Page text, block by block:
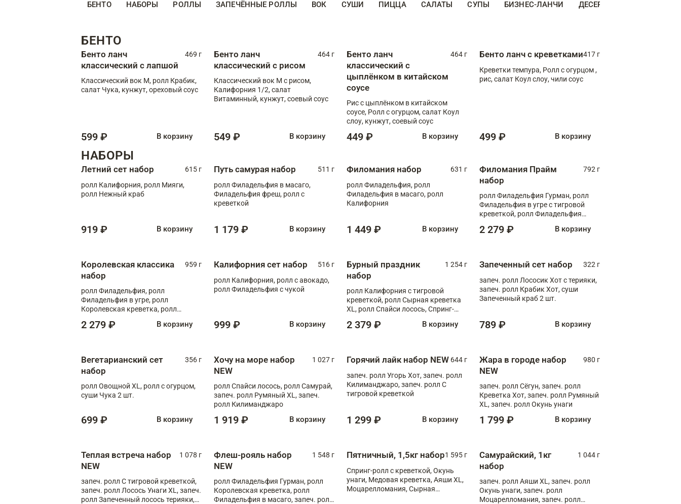
БЕНТО НАБОРЫ РОЛЛЫ ЗАПЕЧЁННЫЕ РОЛЛЫ ВОК СУШИ ПИЦЦА САЛАТЫ СУПЫ БИЗНЕС-ЛАНЧИ ДЕСЕРТЫ
БЕНТО
Бенто ланч
классический с лапшой
469 г
Классический вок М, ролл Крабик,
салат Чука, кунжут, ореховый соус
599 ₽ В корзину
Бенто ланч
классический с рисом
464 г
Классический вок М с рисом,
Калифорния 1/2, салат
Витаминный, кунжут, соевый соус
549 ₽ В корзину
Бенто ланч
классический с
цыплёнком в китайском
соусе
464 г
Рис с цыплёнком в китайском
соусе, Ролл с огурцом, салат Коул
слоу, кунжут, соевый соус
449 ₽ В корзину
Бенто ланч с креветками417 г
Креветки темпура, Ролл с огурцом ,
рис, салат Коул слоу, чили соус
499 ₽ В корзину
НАБОРЫ
Летний сет набор
615 г
ролл Калифорния, ролл Мияги,
ролл Нежный краб
919 ₽ В корзину
Путь самурая набор
511 г
ролл Филадельфия в масаго,
Филадельфия фреш, ролл с
креветкой
1 179 ₽ В корзину
Филомания набор
631 г
ролл Филадельфия, ролл
Филадельфия в масаго, ролл
Калифорния
1 449 ₽ В корзину
Филомания Прайм
набор
792 г
ролл Филадельфия Гурман, ролл
Филадельфия в угре с тигровой
креветкой, ролл Филадельфия
2 279 ₽ В корзину
Королевская классика
набор
959 г
ролл Филадельфия, ролл
Филадельфия в угре, ролл
Королевская креветка, ролл
2 279 ₽ В корзину
Калифорния сет набор
516 г
ролл Калифорния, ролл с авокадо,
ролл Филадельфия с чукой
999 ₽ В корзину
Бурный праздник
набор
1 254 г
ролл Калифорния с тигровой
креветкой, ролл Сырная креветка
XL, ролл Спайси лосось, Спринг-
Медовая креветка
2 379 ₽ В корзину
Запеченный сет набор
322 г
запеч. ролл Лососик Хот с терияки,
запеч. ролл Крабик Хот, суши
Запеченный краб 2 шт.
789 ₽ В корзину
Вегетарианский сет
набор
356 г
ролл Овощной XL, ролл с огурцом,
суши Чука 2 шт.
699 ₽ В корзину
Хочу на море набор
NEW
1 027 г
ролл Спайси лосось, ролл Самурай,
запеч. ролл Румяный XL, запеч.
ролл Килиманджаро
1 919 ₽ В корзину
Горячий лайк набор NEW 644 г
запеч. ролл Угорь Хот, запеч. ролл
Килиманджаро, запеч. ролл С
тигровой креветкой
1 299 ₽ В корзину
Жара в городе набор
NEW
980 г
запеч. ролл Сёгун, запеч. ролл
Креветка Хот, запеч. ролл Румяный
XL, запеч. ролл Окунь унаги
1 799 ₽ В корзину
Теплая встреча набор
NEW
1 078 г
запеч. ролл С тигровой креветкой,
запеч. ролл Лосось Унаги XL, запеч.
ролл Запеченный лосось терияки,
Флеш-рояль набор
NEW
1 548 г
ролл Филадельфия Гурман, ролл
Королевская креветка, ролл
Филадельфия в масаго, запеч. ролл
Пятничный, 1,5кг набор1 595 г
Спринг-ролл с креветкой, Окунь
унаги, Медовая креветка, Аяши XL,
Моцарелломания, Сырная
Самурайский, 1кг
набор
1 044 г
запеч. ролл Аяши XL, запеч. ролл
Окунь унаги, запеч. ролл
Моцарелломания, запеч. ролл